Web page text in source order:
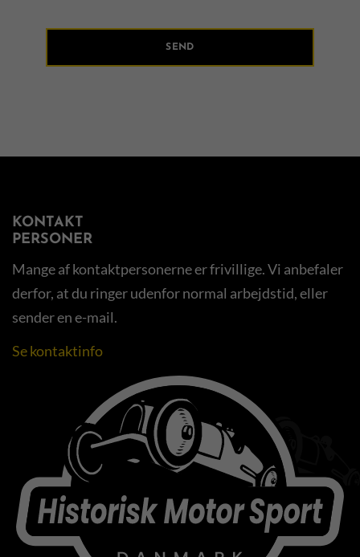
KONTAKT
PERSONER
Mange af kontaktpersonerne er frivillige. Vi anbefaler
derfor, at du ringer udenfor normal arbejdstid, eller
sender en e-mail.
Se kontaktinfo